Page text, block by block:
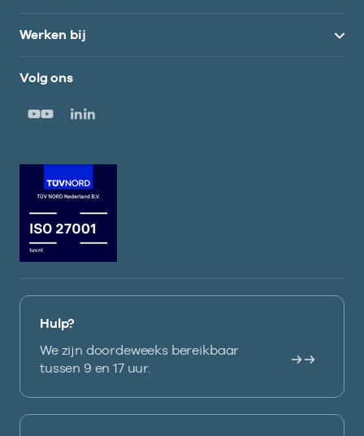
Werken bij
Volg ons
Hulp?
We zijn doordeweeks bereikbaar
tussen 9 en 17 uur.